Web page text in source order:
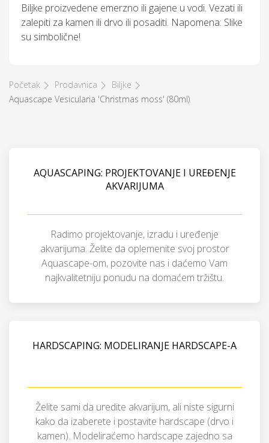
Biljke proizvedene emerzno ili gajene u vodi. Vezati ili
zalepiti za kamen ili drvo ili posaditi. Napomena: Slike
su simbolične!
Početak Prodavnica
Biljke
Aquascape Vesicularia 'Christmas moss' (80ml)
AQUASCAPING: PROJEKTOVANJE I UREĐENJE
AKVARIJUMA
Radimo projektovanje, izradu i uređenje
akvarijuma. Želite da oplemenite svoj prostor
Aquascape-om, pozovite nas i daćemo Vam
najkvalitetniju ponudu na domaćem tržištu.
HARDSCAPING: MODELIRANJE HARDSCAPE-A
Želite sami da uredite akvarijum, ali niste sigurni
kako da izaberete i postavite hardscape (drvo i
kamen). Modeliraćemo hardscape zajedno sa